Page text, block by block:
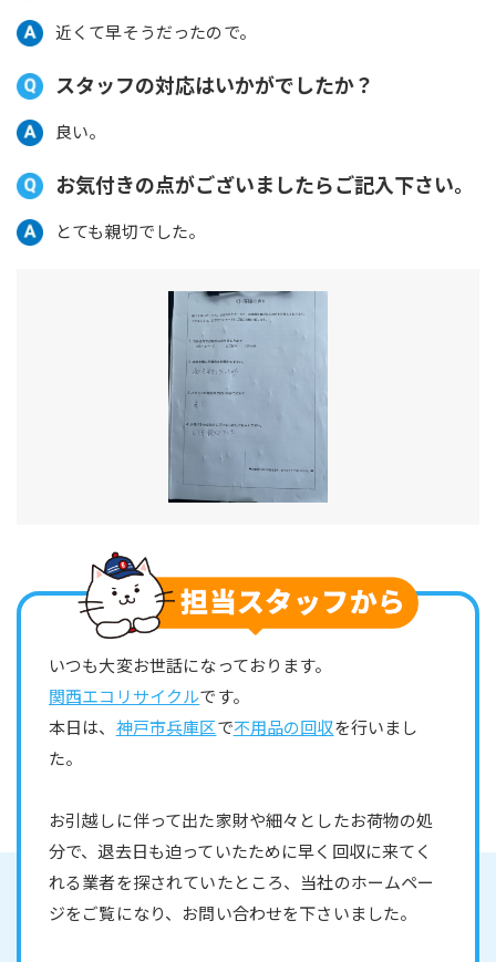
近くて早そうだったので。
スタッフの対応はいかがでしたか？
良い。
お気付きの点がございましたらご記入下さい。
とても親切でした。
いつも大変お世話になっております。
関西エコリサイクルです。
本日は、 神戸市兵庫区で不用品の回収を行いまし
た。
お引越しに伴って出た家財や細々としたお荷物の処
分で、退去日も迫っていたために早く回収に来てく
れる業者を探されていたところ、当社のホームペー
ジをご覧になり、お問い合わせを下さいました。